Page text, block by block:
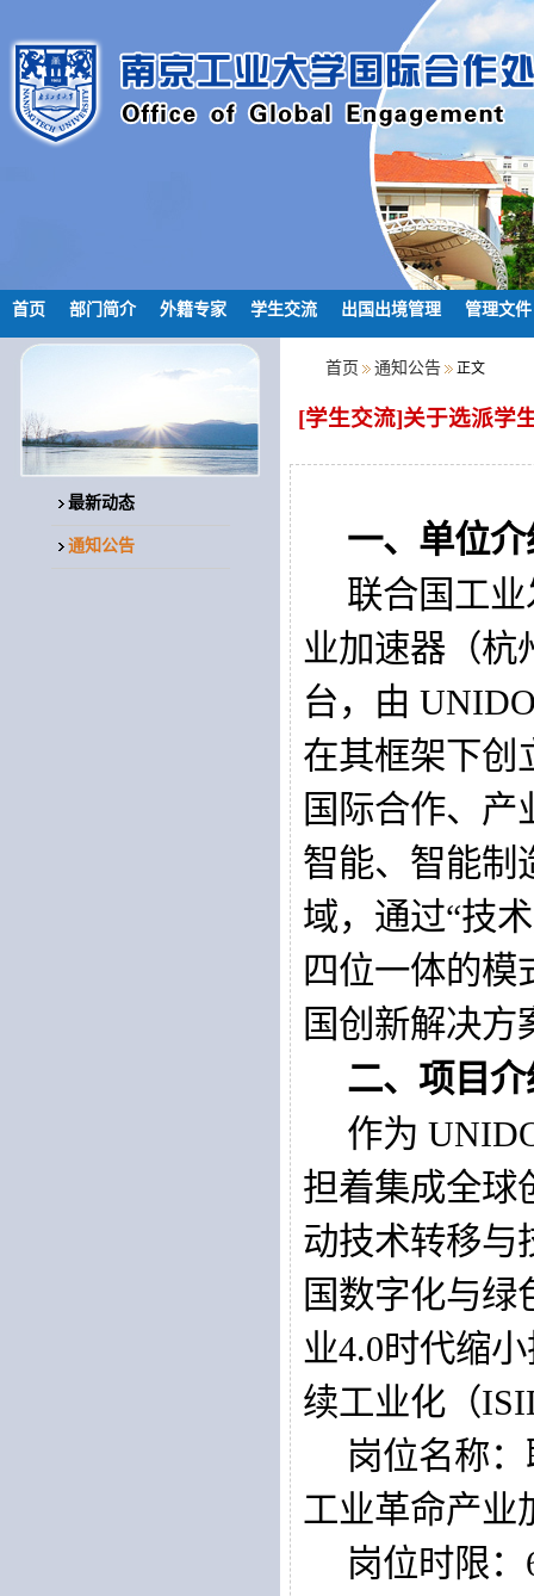
首页 部门简介 外籍专家 学生交流 出国出境管理 管理文件
最新动态
通知公告
首页 通知公告 正文
[学生交流]关于选派学
一、 单位
联合国工
业加速器（杭
台，由
在其框架下创
国际合作、
智能、智能制
域，通过“技
四位一体的
国创新解决方
二、项目
作为
担着集成全球
动技术转移与
国数字化与
业4.0时代缩
续工业化（
岗位名称
工业革命产业
岗位时限：